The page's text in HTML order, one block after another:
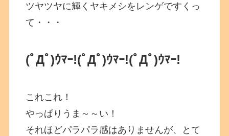
ツヤツヤに輝くヤキメシをレンゲですくっ
て・・・
(ﾟДﾟ)ｳﾏｰ!(ﾟДﾟ)ｳﾏｰ!(ﾟДﾟ)ｳﾏｰ!
これこれ！
やっぱりうま～～い！
それほどパラパラ感はありませんが、とて